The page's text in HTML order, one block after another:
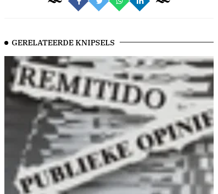
GERELATEERDE KNIPSELS